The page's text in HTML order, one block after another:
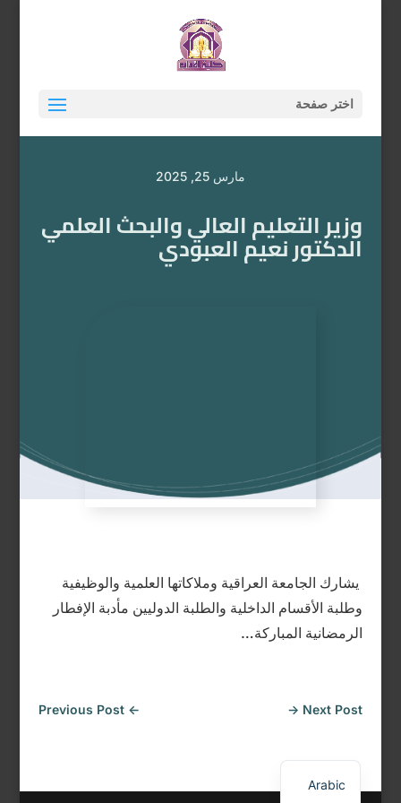
اختر صفحة
مارس 25, 2025
وزير التعليم العالي والبحث العلمي
الدكتور نعيم العبودي
يشارك الجامعة العراقية وملاكاتها العلمية والوظيفية
وطلبة الأقسام الداخلية والطلبة الدوليين مأدبة الإفطار
الرمضانية المباركة…
←
Previous Post Next Post
→
Arabic